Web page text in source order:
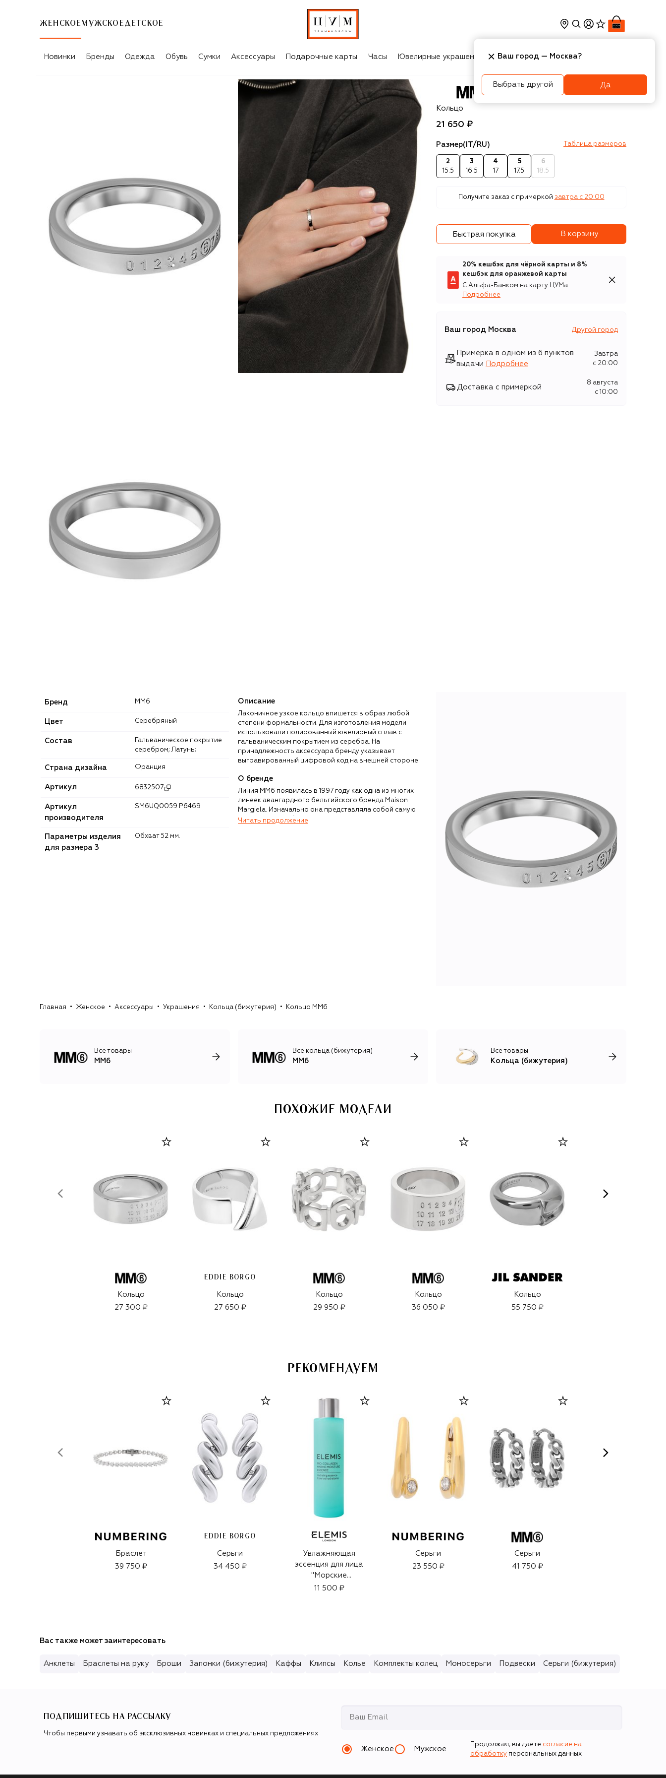
ЖЕНСКОЕ МУЖСКОЕ ДЕТСКОЕ
Новинки Бренды Одежда Обувь Сумки Аксессуары Подарочные карты Часы Ювелирные украшения Косметика Интерьер
MM6
Кольцо
21 650 ₽
Размер(IT/RU) Таблица размеров
2
15.5
3
16.5
4
17
5
17.5
6
18.5
Получите заказ с примеркой завтра c 20:00
Быстрая покупка В корзину
20% кешбэк для чёрной карты и 8%
кешбэк для оранжевой карты
С Альфа-Банком на карту ЦУМа
Подробнее
Ваш город Москва Другой город
Примерка в одном из 6 пунктов
выдачи
Подробнее
Завтра
c 20:00
Доставка с примеркой
8 августа
c 10:00
Бренд MM6
Цвет Серебряный
Состав
серебром; Латунь;
Страна дизайна Франция
Артикул 6832507
Артикул
производителя
SM6UQ0059 P6469
Параметры изделия
для размера 3
Обхват 52 мм.
Описание
Лаконичное узкое кольцо впишется в образ любой
степени формальности. Для изготовления модели
использовали полированный ювелирный сплав с
гальваническим покрытием из серебра. На
принадлежность аксессуара бренду указывает
выгравированный цифровой код на внешней стороне.
О бренде
Линия MM6 появилась в 1997 году как одна из многих
линеек авангардного бельгийского бренда Maison
Margiela. Изначально она представляла собой самую
простую, почти базовую женскую одежду в исполнении
Salomon, Supreme, Dr. Martens, The North Face.
Читать продолжение
Главная Женское Аксессуары Украшения Кольца (бижутерия) Кольцо MM6
Все товары
MM6
Все кольца (бижутерия)
MM6
Все товары
Кольца (бижутерия)
ПОХОЖИЕ МОДЕЛИ
Кольцо
27 300 ₽
EDDIE BORGO
Кольцо
27 650 ₽
Кольцо
29 950 ₽
Кольцо
36 050 ₽
Кольцо
55 750 ₽
РЕКОМЕНДУЕМ
Браслет
39 750 ₽
EDDIE BORGO
Серьги
34 450 ₽
Увлажняющая
эссенция для лица
"Морские
Водоросли Про-
11 500 ₽
Серьги
23 550 ₽
Серьги
41 750 ₽
Вас также может заинтересовать
Анклеты Браслеты на руку Броши Запонки (бижутерия) Каффы Клипсы Колье Комплекты колец Моносерьги Подвески Серьги (бижутерия)
ПОДПИШИТЕСЬ НА РАССЫЛКУ
Чтобы первыми узнавать об эксклюзивных новинках и специальных предложениях
Женское Мужское
Продолжая, вы даете согласие на
обработку персональных данных
Ваш город — Москва?
Выбрать другой Да